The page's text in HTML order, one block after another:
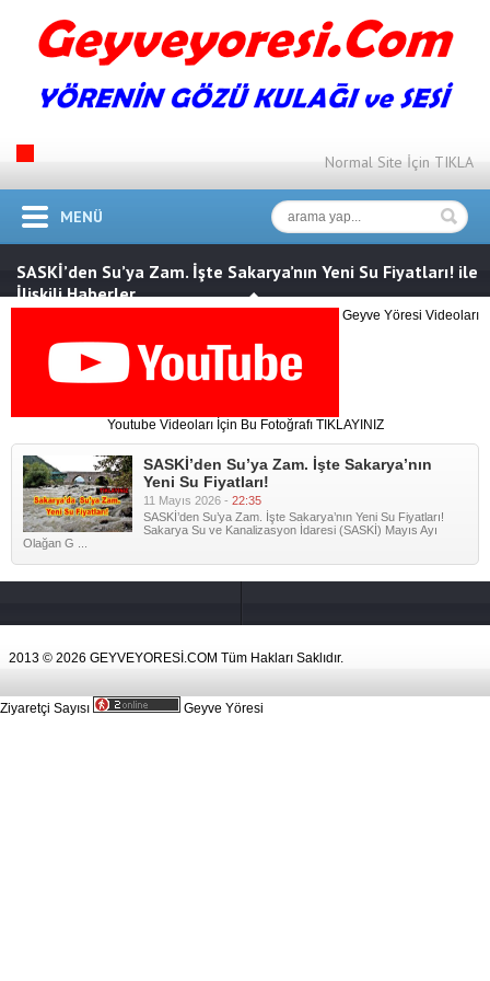
Normal Site İçin TIKLA
MENÜ
SASKİ’den Su’ya Zam. İşte Sakarya’nın Yeni Su Fiyatları! ile
İlişkili Haberler
Geyve Yöresi Videoları
Youtube Videoları İçin Bu Fotoğrafı TIKLAYINIZ
SASKİ’den Su’ya Zam. İşte Sakarya’nın
Yeni Su Fiyatları!
11 Mayıs 2026 - 22:35
SASKİ’den Su’ya Zam. İşte Sakarya’nın Yeni Su Fiyatları!
Sakarya Su ve Kanalizasyon İdaresi (SASKİ) Mayıs Ayı
Olağan G ...
2013 © 2026 GEYVEYORESİ.COM Tüm Hakları Saklıdır.
Ziyaretçi Sayısı Geyve Yöresi